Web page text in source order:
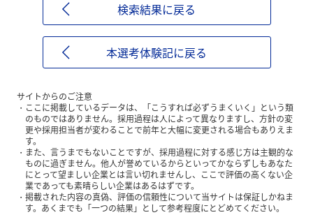
検索結果に戻る
本選考体験記に戻る
サイトからのご注意
ここに掲載しているデータは、「こうすれば必ずうまくいく」という類
のものではありません。採用過程は人によって異なりますし、方針の変
更や採用担当者が変わることで前年と大幅に変更される場合もありえま
す。
また、言うまでもないことですが、採用過程に対する感じ方は主観的な
ものに過ぎません。他人が誉めているからといってかならずしもあなた
にとって望ましい企業とは言い切れませんし、ここで評価の高くない企
業であっても素晴らしい企業はあるはずです。
掲載された内容の真偽、評価の信頼性について当サイトは保証しかねま
す。あくまでも「一つの結果」として参考程度にとどめてください。